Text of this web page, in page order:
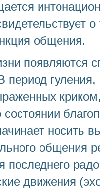
общения.
появляются
период
носить
общения
последнего
движения